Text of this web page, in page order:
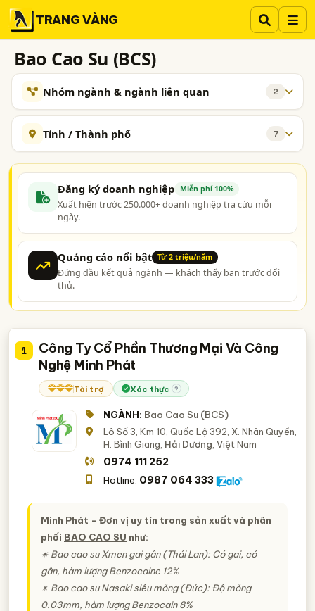
TRANG VÀNG
Bao Cao Su (BCS)
Nhóm ngành & ngành liên quan 2
Tỉnh / Thành phố 7
Hà Nội TP. Hồ Chí Minh (TPHCM)
Tp. Đà Nẵng
Bình Phước
Bình Định Hải Dương Long An
Đăng ký doanh nghiệp Miễn phí 100%
Xuất hiện trước 250.000+ doanh nghiệp tra cứu mỗi
ngày.
Quảng cáo nổi bật Từ 2 triệu/năm
Đứng đầu kết quả ngành — khách thấy bạn trước đối
thủ.
1
Công Ty Cổ Phần Thương Mại Và Công
Nghệ Minh Phát
Tài trợ Xác thực ?
NGÀNH: Bao Cao Su (BCS)
Lô Số 3, Km 10, Quốc Lộ 392, X. Nhân Quyền,
H. Bình Giang, Hải Dương , Việt Nam
0974 111 252
Hotline: 0987 064 333
Minh Phát - Đơn vị uy tín trong sản xuất và phân
phối BAO CAO SU như:
✴ Bao cao su Xmen gai gân (Thái Lan): Có gai, có
gân, hàm lượng Benzocaine 12%
✴ Bao cao su Nasaki siêu mỏng (Đức): Độ mỏng
0.03mm, hàm lượng Benzocain 8%